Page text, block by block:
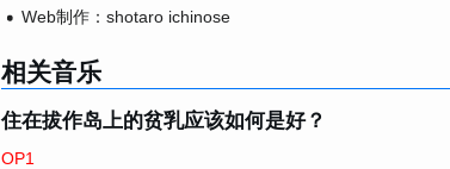
Web制作：shotaro ichinose
相关音乐
住在拔作岛上的贫乳应该如何是好？
OP1